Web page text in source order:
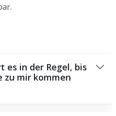
es in der Regel, bis
zu mir kommen